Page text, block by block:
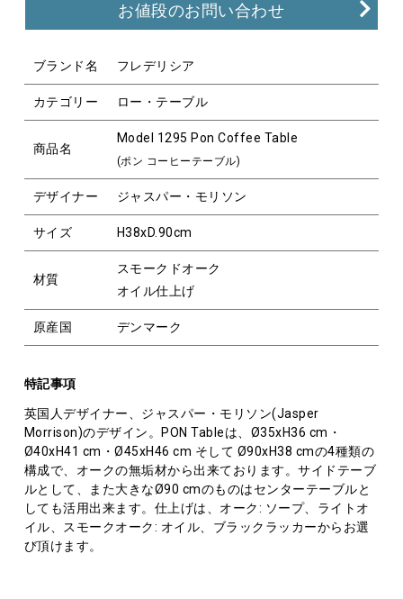
お値段のお問い合わせ
ブランド名 フレデリシア
カテゴリー ロー・テーブル
商品名
Model 1295 Pon Coffee Table
(ポン コーヒーテーブル)
デザイナー ジャスパー・モリソン
サイズ H38xD.90cm
材質
スモークドオーク
オイル仕上げ
原産国 デンマーク
特記事項
英国人デザイナー、ジャスパー・モリソン(Jasper
Morrison)のデザイン。PON Tableは、Ø35xH36 cm・
Ø40xH41 cm・Ø45xH46 cm そして Ø90xH38 cmの4種類の
構成で、オークの無垢材から出来ております。サイドテーブ
ルとして、また大きなØ90 cmのものはセンターテーブルと
しても活用出来ます。仕上げは、オーク: ソープ、ライトオ
イル、スモークオーク: オイル、ブラックラッカーからお選
び頂けます。